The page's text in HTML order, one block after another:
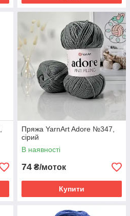
Пряжа YarnArt Adore №347,
сірий
В наявності
74 ₴/моток
Купити